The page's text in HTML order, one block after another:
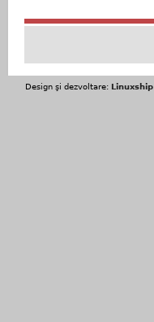
Design şi dezvoltare: Linuxship